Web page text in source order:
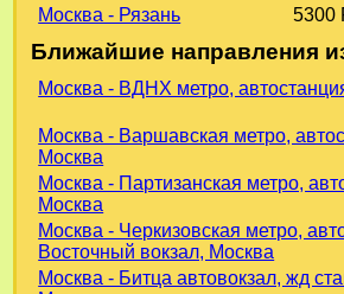
Москва - Рязань
5300
Ближайшие направления
Москва - ВДНХ метро,
Москва - Варшавская метро,
Москва
Москва - Партизанская метро,
Москва
Москва - Черкизовская метро,
Восточный вокзал, Москва
Москва - Битца автовокзал, жд